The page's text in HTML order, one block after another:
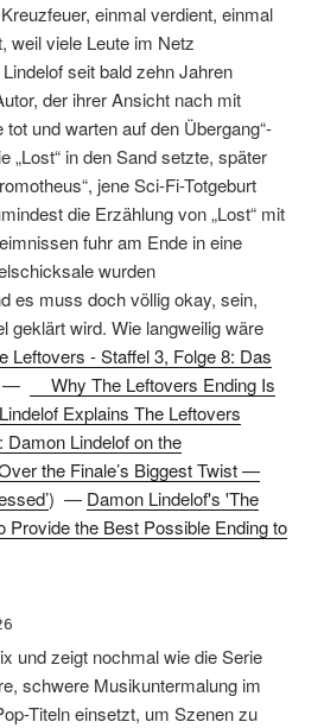
einmal verdient, einmal
weil viele Leute im Netz
seit bald zehn Jahren
der ihrer Ansicht nach mit
und warten auf den Übergang“-
„Lost“ in den Sand setzte, später
jene Sci-Fi-Totgeburt
die Erzählung von „Lost“ mit
fuhr am Ende in eine
wurden
es muss doch völlig okay, sein,
geklärt wird. Wie langweilig wäre
Leftovers - Staffel 3, Folge 8: Das
—
Why The Leftovers Ending Is
Explains The Leftovers
Damon Lindelof on the
the Finale’s Biggest Twist —
) — Damon Lindelof's 'The
Provide the Best Possible Ending to
und zeigt nochmal wie die Serie
schwere Musikuntermalung im
Titeln einsetzt, um Szenen zu